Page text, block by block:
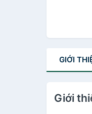
GIỚI
Giới